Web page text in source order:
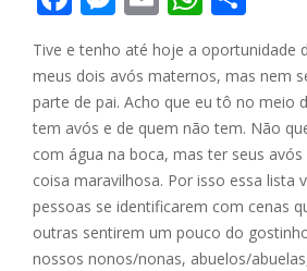
ac
e
b
o
o
k
ss
e
n
g
er
m
ai
l
at
s
A
p
p
h
ar
e
Tive e tenho até hoje a oportunidade
meus dois avós maternos, mas nem
parte de pai. Acho que eu tô no meio
tem avós e de quem não tem. Não
com água na boca, mas ter seus
coisa maravilhosa. Por isso essa lista
pessoas se identificarem com cenas
outras sentirem um pouco do
nossos nonos/nonas, abuelos/